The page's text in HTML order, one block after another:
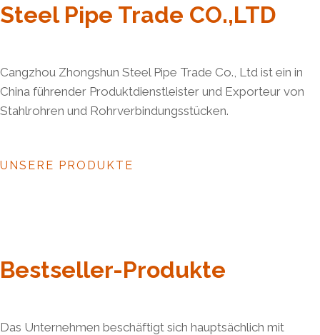
Steel Pipe Trade CO.,LTD
Cangzhou Zhongshun Steel Pipe Trade Co., Ltd ist ein in
China führender Produktdienstleister und Exporteur von
Stahlrohren und Rohrverbindungsstücken.
UNSERE PRODUKTE
Bestseller-Produkte
Das Unternehmen beschäftigt sich hauptsächlich mit